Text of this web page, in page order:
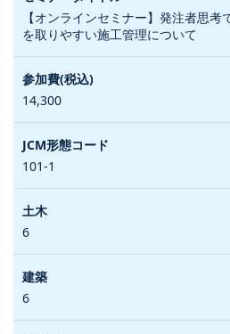
【オンラインセミナー】発注者思
を取りやすい施工管理について
14,300
101-1
6
6